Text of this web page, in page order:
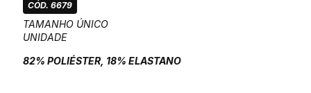
CÓD. 6679
TAMANHO ÚNICO
UNIDADE
82% POLIÉSTER, 18% ELASTANO